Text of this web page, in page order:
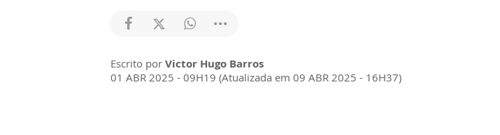
Escrito por Victor Hugo Barros
01 ABR 2025 - 09H19 (Atualizada em 09 ABR 2025 - 16H37)